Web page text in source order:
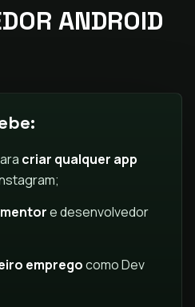
ANDROID
criar qualquer app
e desenvolvedor
empregocomo Dev